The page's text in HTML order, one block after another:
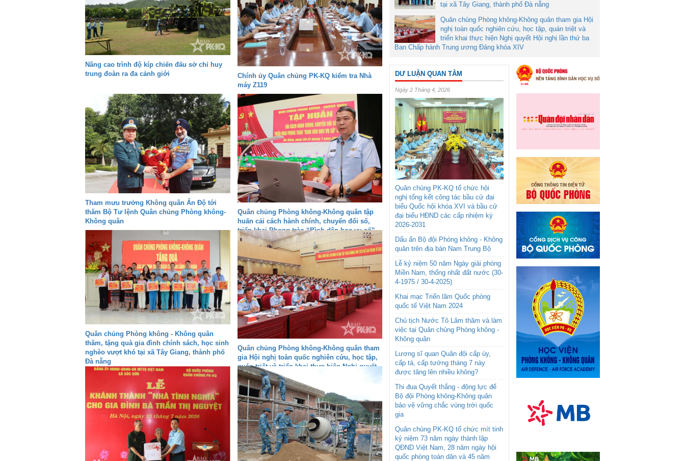
Nâng cao trình độ kíp chiến đấu sở chỉ huy
trung đoàn ra đa cảnh giới
Chính ủy Quân chủng PK-KQ kiểm tra Nhà
máy Z119
Tham mưu trưởng Không quân Ấn Độ tới
thăm Bộ Tư lệnh Quân chủng Phòng không-
Không quân
Quân chủng Phòng không-Không quân tập
huấn cải cách hành chính, chuyển đổi số,
triển khai Phong trào “Bình dân học vụ số”
Quân chủng Phòng không - Không quân
thăm, tặng quà gia đình chính sách, học sinh
nghèo vượt khó tại xã Tây Giang, thành phố
Đà nẵng
Quân chủng Phòng không-Không quân tham
gia Hội nghị toàn quốc nghiên cứu, học tập,
quán triệt và triển khai thực hiện Nghị quyết
Hội nghị lần thứ ba Ban Chấp hành Trung
ương Đảng khóa XIV
tại xã Tây Giang, thành phố Đà nẵng
Quân chủng Phòng không-Không quân tham gia Hội
nghị toàn quốc nghiên cứu, học tập, quán triệt và
triển khai thực hiện Nghị quyết Hội nghị lần thứ ba
Ban Chấp hành Trung ương Đảng khóa XIV
DƯ LUẬN QUAN TÂM
Ngày 2 Tháng 4, 2026
Quân chủng PK-KQ tổ chức hội
nghị tổng kết công tác bầu cử đại
biểu Quốc hội khóa XVI và bầu cử
đại biểu HĐND các cấp nhiệm kỳ
2026-2031
Dấu ấn Bộ đội Phòng không - Không
quân trên địa bàn Nam Trung Bộ
Lễ kỷ niệm 50 năm Ngày giải phóng
Miền Nam, thống nhất đất nước (30-
4-1975 / 30-4-2025)
Khai mạc Triển lãm Quốc phòng
quốc tế Việt Nam 2024
Chủ tịch Nước Tô Lâm thăm và làm
việc tại Quân chủng Phòng không -
Không quân
Lương sĩ quan Quân đội cấp úy,
cấp tá, cấp tướng tháng 7 này
được tăng lên nhiều không?
Thi đua Quyết thắng - động lực để
Bộ đội Phòng không-Không quân
bảo vệ vững chắc vùng trời quốc
gia
Quân chủng PK-KQ tổ chức mít tinh
kỷ niệm 73 năm ngày thành lập
QĐND Việt Nam, 28 năm ngày hội
quốc phòng toàn dân và 45 năm